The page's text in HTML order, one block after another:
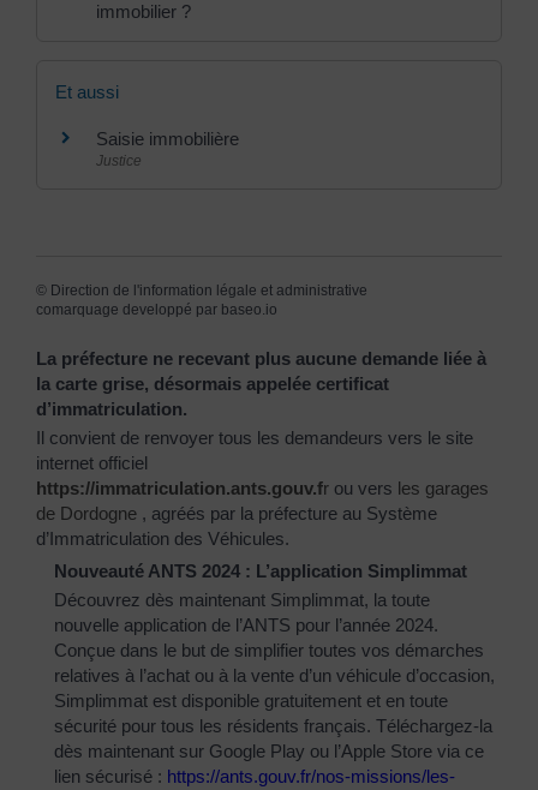
immobilier ?
Et aussi
Saisie immobilière
Justice
© Direction de l'information légale et administrative
comarquage developpé par baseo.io
La préfecture ne recevant plus aucune demande liée à
la carte grise, désormais appelée certificat
d’immatriculation.
Il convient de renvoyer tous les demandeurs vers le site
internet officiel
https://immatriculation.ants.gouv.fr ou vers les garages
de Dordogne , agréés par la préfecture au Système
d’Immatriculation des Véhicules.
Nouveauté ANTS 2024 : L’application Simplimmat
Découvrez dès maintenant Simplimmat, la toute
nouvelle application de l’ANTS pour l’année 2024.
Conçue dans le but de simplifier toutes vos démarches
relatives à l’achat ou à la vente d’un véhicule d’occasion,
Simplimmat est disponible gratuitement et en toute
sécurité pour tous les résidents français. Téléchargez-la
dès maintenant sur Google Play ou l’Apple Store via ce
lien sécurisé : https://ants.gouv.fr/nos-missions/les-